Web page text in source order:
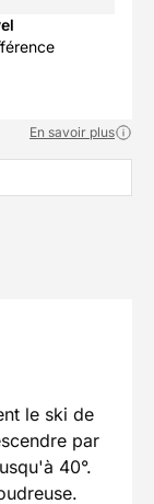
En savoir plus
le ski de
par
40°.